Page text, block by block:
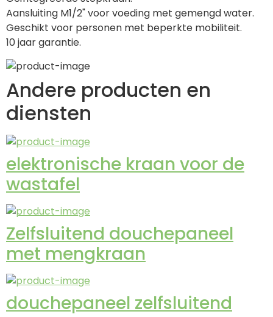
Aansluiting M1/2" voor voeding met gemengd water.
Geschikt voor personen met beperkte mobiliteit.
10 jaar garantie.
Andere producten en
diensten
elektronische kraan voor de
wastafel
Zelfsluitend douchepaneel
met mengkraan
douchepaneel zelfsluitend